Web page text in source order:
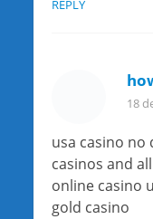
REPLY
18
usa casino no
casinos and
online casino
gold casino